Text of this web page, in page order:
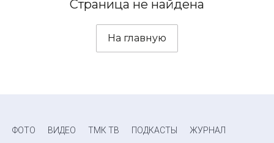
Страница не найдена
На главную
ФОТО ВИДЕО ТМК ТВ ПОДКАСТЫ ЖУРНАЛ